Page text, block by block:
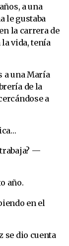
a una
le gustaba
la carrera de
vida, tenía
a una María
de la
a
trabaja? —
año.
en el
se dio cuenta